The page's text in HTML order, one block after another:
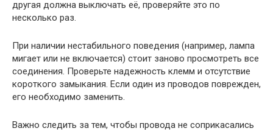
другая должна выключать её, проверяйте это по
несколько раз.
При наличии нестабильного поведения (например, лампа
мигает или не включается) стоит заново просмотреть все
соединения. Проверьте надежность клемм и отсутствие
короткого замыкания. Если один из проводов поврежден,
его необходимо заменить.
Важно следить за тем, чтобы провода не соприкасались